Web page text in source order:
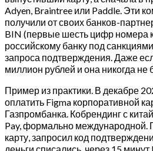
Adyen, Braintree или Paddle. Эти
получили от своих банков-
BIN (первые шесть цифр номера
российскому банку под
запроса подтверждения. Даже
миллион рублей и она никогда не
Пример из практики. В декабре
оплатить Figma корпоративной
Газпромбанка. Кобрендинг с
Pay, формально международной.
карту, запросил код
деньги списались, через 15